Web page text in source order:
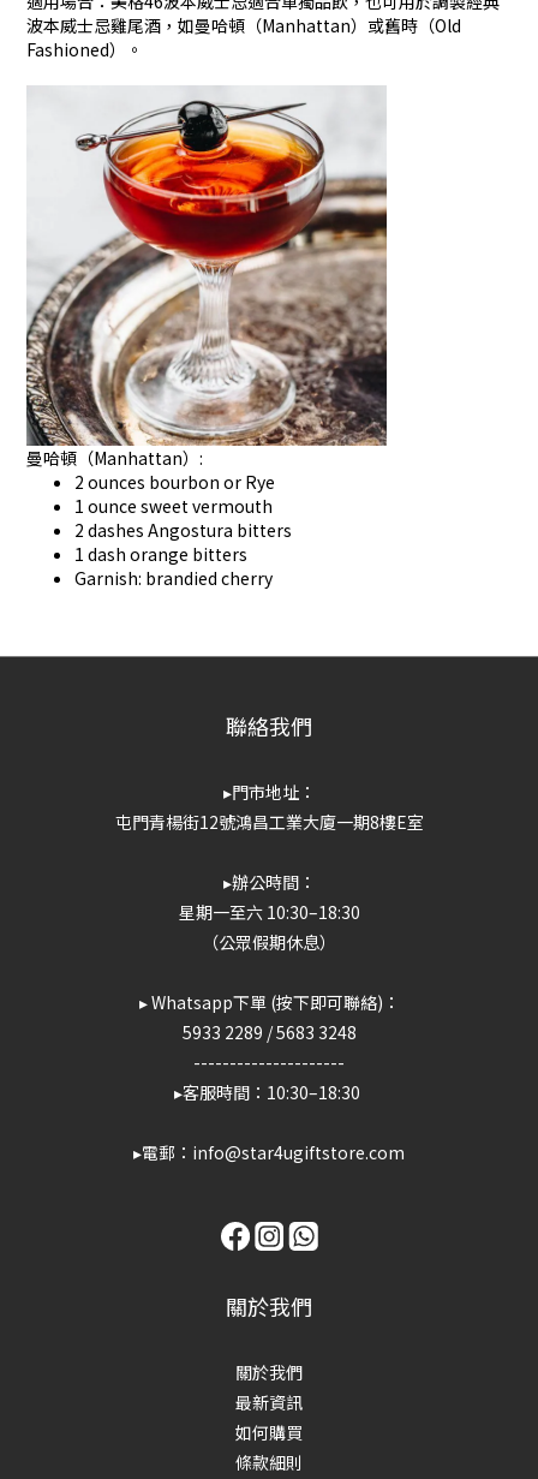
波本威士忌雞尾酒，如曼哈頓（Manhattan）或舊時（Old
Fashioned）。
曼哈頓（Manhattan）:
2 ounces bourbon or Rye
1 ounce sweet vermouth
2 dashes Angostura bitters
1 dash orange bitters
Garnish: brandied cherry
聯絡我們
▸門市地址：
屯門青楊街12號鴻昌工業大廈一期8樓E室
▸辦公時間：
星期一至六 10:30–18:30
（公眾假期休息）
▸ Whatsapp下單 (按下即可聯絡)：
5933 2289 /5683 3248
---------------------
▸客服時間：10:30–18:30
▸電郵：info@star4ugiftstore.com
關於我們
關於我們
最新資訊
如何購買
條款細則